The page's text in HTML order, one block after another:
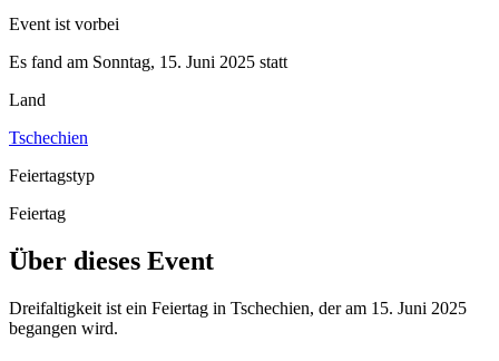
Event ist vorbei
Es fand am Sonntag, 15. Juni 2025 statt
Land
Tschechien
Feiertagstyp
Feiertag
Über dieses Event
Dreifaltigkeit ist ein Feiertag in Tschechien, der am 15. Juni 2025
begangen wird.